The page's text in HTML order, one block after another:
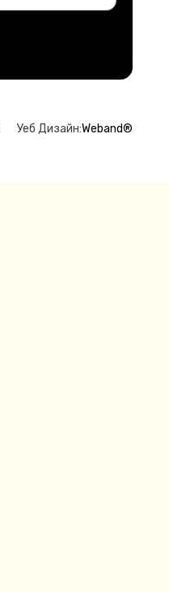
Уеб Дизайн:Weband®